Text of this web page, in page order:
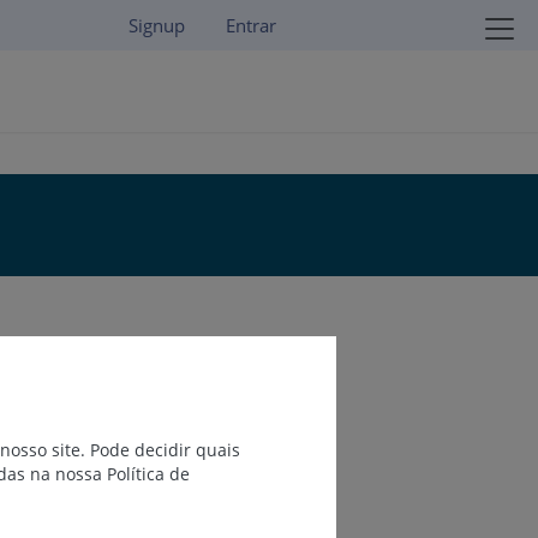
Signup Entrar
site. Pode decidir quais
na nossa Política de